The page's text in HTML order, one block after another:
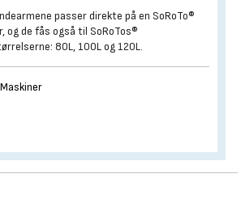
passer direkte på en SoRoTo®
og de fås også til SoRoTos®
80L, 100L og 120L.